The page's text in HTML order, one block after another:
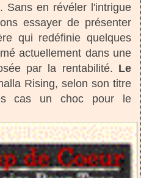
Sans en révéler l'intrigue
essayer de présenter
qui redéfinie quelques
actuellement dans une
par la rentabilité. Le
Rising, selon son titre
cas un choc pour le